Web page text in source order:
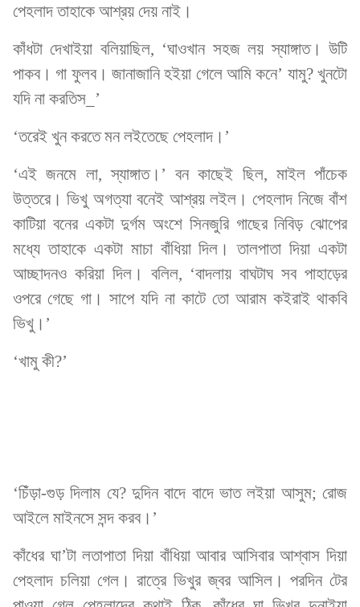
পেহলাদ তাহাকে আশ্রয় দেয় নাই।
কাঁধটা দেখাইয়া বলিয়াছিল, ‘ঘাওখান সহজ লয় স্যাঙ্গাত। উটি
পাকব। গা ফুলব। জানাজানি হইয়া গেলে আমি কনে’ যামু? খুনটো
যদি না করতিস_’
‘তরেই খুন করতে মন লইতেছে পেহলাদ।’
‘এই জনমে লা, স্যাঙ্গাত।’ বন কাছেই ছিল, মাইল পাঁচেক
উত্তরে। ভিখু অগত্যা বনেই আশ্রয় লইল। পেহলাদ নিজে বাঁশ
কাটিয়া বনের একটা দুর্গম অংশে সিনজুরি গাছের নিবিড় ঝোপের
মধ্যে তাহাকে একটা মাচা বাঁধিয়া দিল। তালপাতা দিয়া একটা
আচ্ছাদনও করিয়া দিল। বলিল, ‘বাদলায় বাঘটাঘ সব পাহাড়ের
ওপরে গেছে গা। সাপে যদি না কাটে তো আরাম কইরাই থাকবি
ভিখু।’
‘খামু কী?’
‘চিঁড়া-গুড় দিলাম যে? দুদিন বাদে বাদে ভাত লইয়া আসুম; রোজ
আইলে মাইনসে সন্দ করব।’
কাঁধের ঘা’টা লতাপাতা দিয়া বাঁধিয়া আবার আসিবার আশ্বাস দিয়া
পেহলাদ চলিয়া গেল। রাত্রে ভিখুর জ্বর আসিল। পরদিন টের